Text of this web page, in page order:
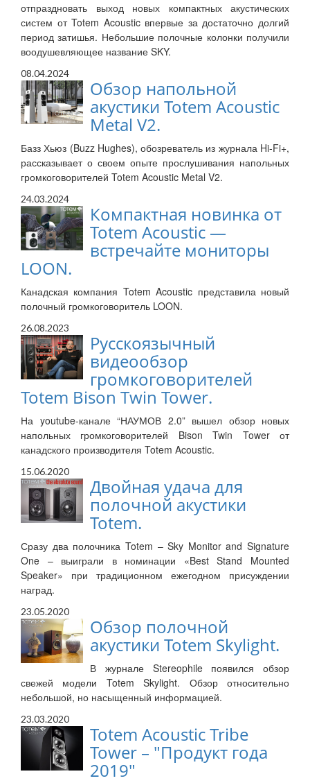
отпраздновать выход новых компактных акустических
систем от Totem Acoustic впервые за достаточно долгий
период затишья. Небольшие полочные колонки получили
воодушевляющее название SKY.
08.04.2024
Обзор напольной
акустики Totem Acoustic
Metal V2.
Базз Хьюз (Buzz Hughes), обозреватель из журнала Hi-Fi+,
рассказывает о своем опыте прослушивания напольных
громкоговорителей Totem Acoustic Metal V2.
24.03.2024
Компактная новинка от
Totem Acoustic —
встречайте мониторы
LOON.
Канадская компания Totem Acoustic представила новый
полочный громкоговоритель LOON.
26.08.2023
Русскоязычный
видеообзор
громкоговорителей
Totem Bison Twin Tower.
На youtube-канале “НАУМОВ 2.0” вышел обзор новых
напольных громкоговорителей Bison Twin Tower от
канадского производителя Totem Acoustic.
15.06.2020
Двойная удача для
полочной акустики
Totem.
Сразу два полочника Totem – Sky Monitor and Signature
One – выиграли в номинации «Best Stand Mounted
Speaker» при традиционном ежегодном присуждении
наград.
23.05.2020
Обзор полочной
акустики Totem Skylight.
В журнале Stereophile появился обзор
свежей модели Totem Skylight. Обзор относительно
небольшой, но насыщенный информацией.
23.03.2020
Totem Acoustic Tribe
Tower – "Продукт года
2019"